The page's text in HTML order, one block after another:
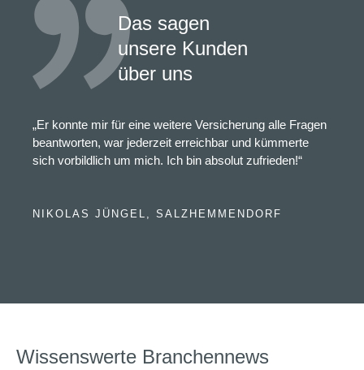
Das sagen
unsere Kunden
über uns
„Er konnte mir für eine weitere Versicherung alle Fragen
beantworten, war jederzeit erreichbar und kümmerte
sich vorbildlich um mich. Ich bin absolut zufrieden!“
NIKOLAS JÜNGEL, SALZHEMMENDORF
Wissenswerte Branchennews